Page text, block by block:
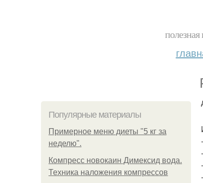
Популярные материалы
Примерное меню диеты "5 кг за
неделю".
Компресс новокаин Димексид вода.
Техника наложения компрессов